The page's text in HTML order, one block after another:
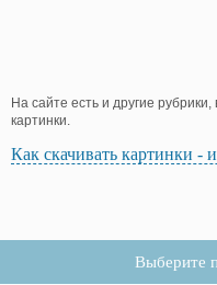
На сайте есть и другие
картинки.
Как скачивать картинки -
Выберите